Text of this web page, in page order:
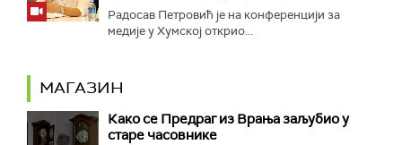
Радосав Петровић је на конференцији за
медије у Хумској открио...
МАГАЗИН
Како се Предраг из Врања заљубио у
старе часовнике